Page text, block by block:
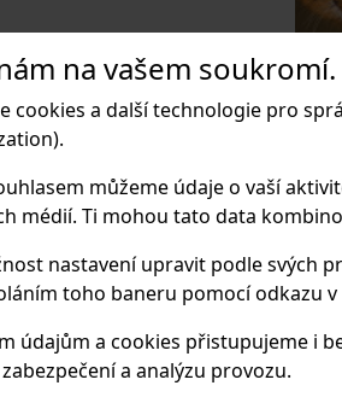
na vašem soukromí.
cookies a další technologie pro
můžeme údaje o vaší
médií. Ti mohou tato data
nastavení upravit podle svých
toho baneru pomocí odkazu v
údajům a cookies přistupujeme i
a analýzu provozu.
s